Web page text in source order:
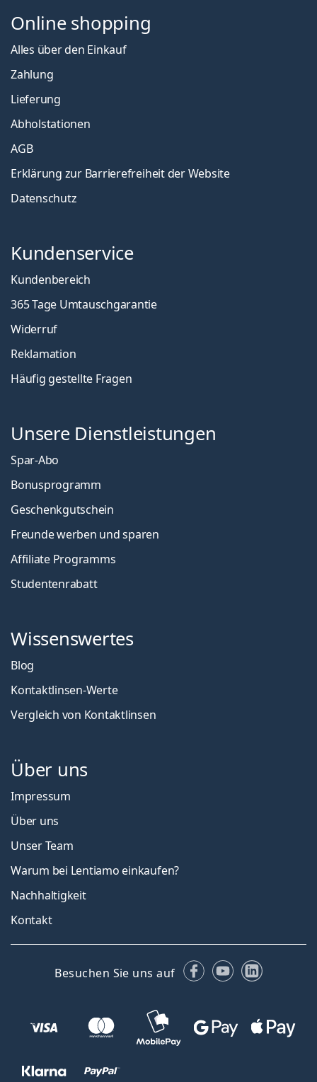
Online shopping
Alles über den Einkauf
Zahlung
Lieferung
Abholstationen
AGB
Erklärung zur Barrierefreiheit der Website
Datenschutz
Kundenservice
Kundenbereich
365 Tage Umtauschgarantie
Widerruf
Reklamation
Häufig gestellte Fragen
Unsere Dienstleistungen
Spar-Abo
Bonusprogramm
Geschenkgutschein
Freunde werben und sparen
Affiliate Programms
Studentenrabatt
Wissenswertes
Blog
Kontaktlinsen-Werte
Vergleich von Kontaktlinsen
Über uns
Impressum
Über uns
Unser Team
Warum bei Lentiamo einkaufen?
Nachhaltigkeit
Kontakt
Besuchen Sie uns auf Facebook
YouTubeLinkedIn